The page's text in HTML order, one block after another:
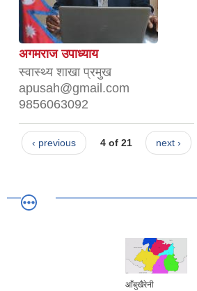
अगमराज उपाध्याय
स्वास्थ्य शाखा प्रमुख
apusah@gmail.com
9856063092
‹ previous 4 of 21 next ›
आँबुखैरेनी